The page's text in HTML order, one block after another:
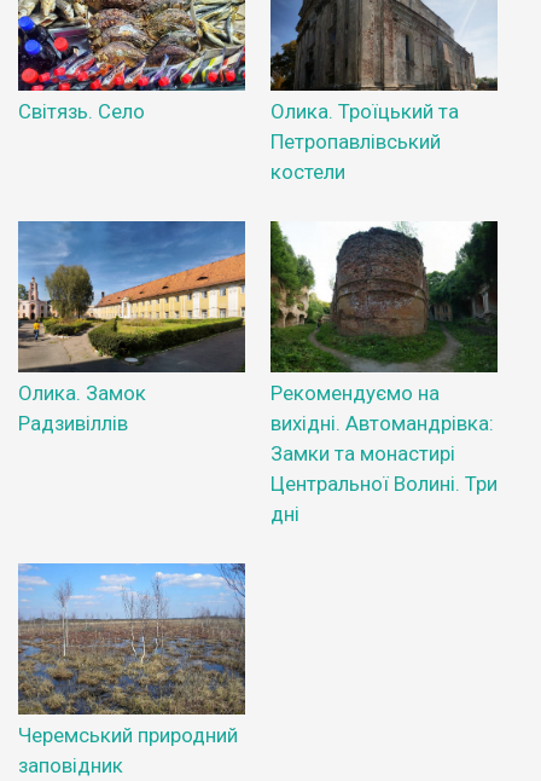
Світязь. Село
Олика. Троїцький та
Петропавлівський
костели
Олика. Замок
Радзивіллів
Рекомендуємо на
вихідні. Автомандрівка:
Замки та монастирі
Центральної Волині. Три
дні
Черемський природний
заповідник